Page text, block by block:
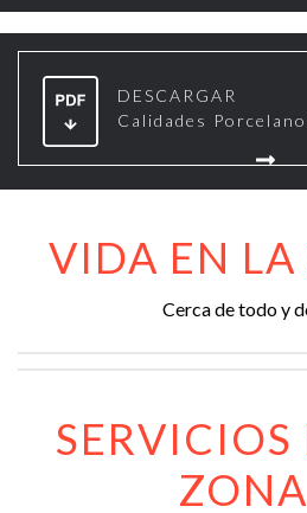
DESCARGAR
Calidades
VIDA EN
Cerca de todo y
SERVICIOS
ZONA